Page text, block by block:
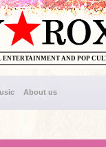
AND POP
About us